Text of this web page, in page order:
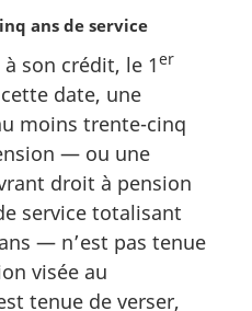
ans de service
son crédit, le 1er
date, une
moins trente-cinq
— ou une
droit à pension
service totalisant
— n’est pas tenue
visée au
tenue de verser,